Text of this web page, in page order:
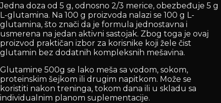
Jedna doza od 5 g, odnosno 2/3 merice, obezbeđuje 5 g
L-glutamina. Na 100 g proizvoda nalazi se 100 g L-
glutamina, što znači da je formula jednostavna i
usmerena na jedan aktivni sastojak. Zbog toga je ovaj
proizvod praktičan izbor za korisnike koji žele čist
glutamin bez dodatnih kompleksnih mešavina.
Glutamine 500g se lako meša sa vodom, sokom,
proteinskim šejkom ili drugim napitkom. Može se
koristiti nakon treninga, tokom dana ili u skladu sa
individualnim planom suplementacije.